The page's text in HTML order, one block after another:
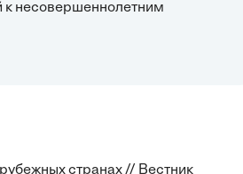
к несовершеннолетним
странах // Вестник